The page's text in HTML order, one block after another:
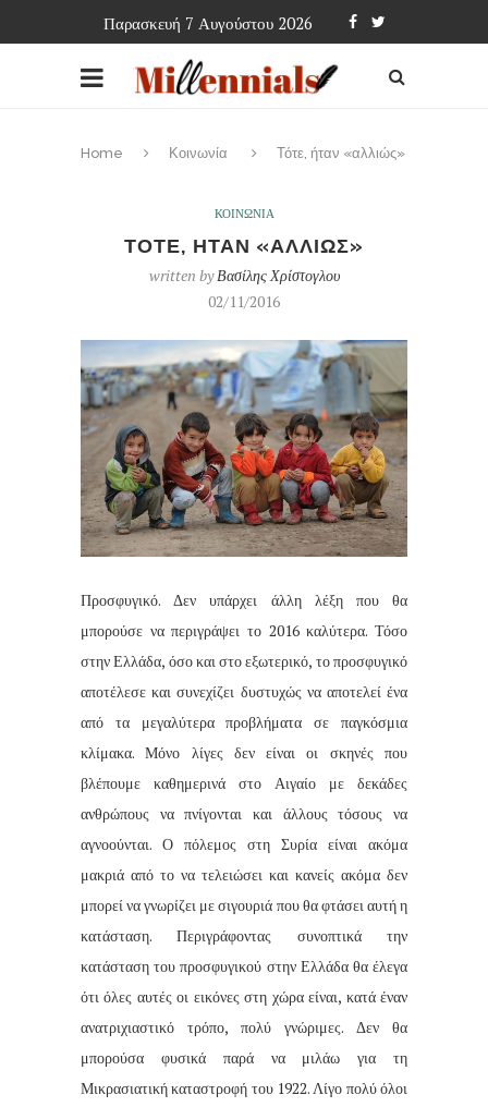
Παρασκευή 7 Αυγούστου 2026
Home Κοινωνία Τότε, ήταν «αλλιώς»
ΚΟΙΝΩΝΙΑ
ΤΟΤΕ, ΗΤΑΝ «ΑΛΛΙΩΣ»
written byΒασίλης Χρίστογλου
02/11/2016
Προσφυγικό. Δεν υπάρχει άλλη λέξη που θα
μπορούσε να περιγράψει το 2016 καλύτερα. Τόσο
στην Ελλάδα, όσο και στο εξωτερικό, το προσφυγικό
αποτέλεσε και συνεχίζει δυστυχώς να αποτελεί ένα
από τα μεγαλύτερα προβλήματα σε παγκόσμια
κλίμακα. Μόνο λίγες δεν είναι οι σκηνές που
βλέπουμε καθημερινά στο Αιγαίο με δεκάδες
ανθρώπους να πνίγονται και άλλους τόσους να
αγνοούνται. Ο πόλεμος στη Συρία είναι ακόμα
μακριά από το να τελειώσει και κανείς ακόμα δεν
μπορεί να γνωρίζει με σιγουριά που θα φτάσει αυτή η
κατάσταση. Περιγράφοντας συνοπτικά την
κατάσταση του προσφυγικού στην Ελλάδα θα έλεγα
ότι όλες αυτές οι εικόνες στη χώρα είναι, κατά έναν
ανατριχιαστικό τρόπο, πολύ γνώριμες. Δεν θα
μπορούσα φυσικά παρά να μιλάω για τη
Μικρασιατική καταστροφή του 1922. Λίγο πολύ όλοι